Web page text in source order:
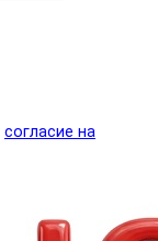
согласие на